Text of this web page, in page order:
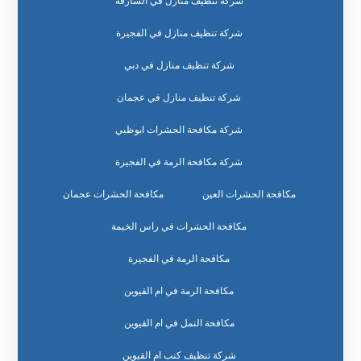
شركة تنظيف منازل في الفجيرة
شركة تنظيف منازل في دبي
شركة تنظيف منازل في عجمان
شركة مكافحة الحشرات ابوظبي
شركة مكافحة الرمة في الفجيرة
مكافحة الحشرات العين مكافحة الحشرات عجمان
مكافحة الحشرات في راس الخيمة
مكافحة الرمة في الفجيرة
مكافحة الرمة في ام القيوين
مكافحة النمل في ام القيوين